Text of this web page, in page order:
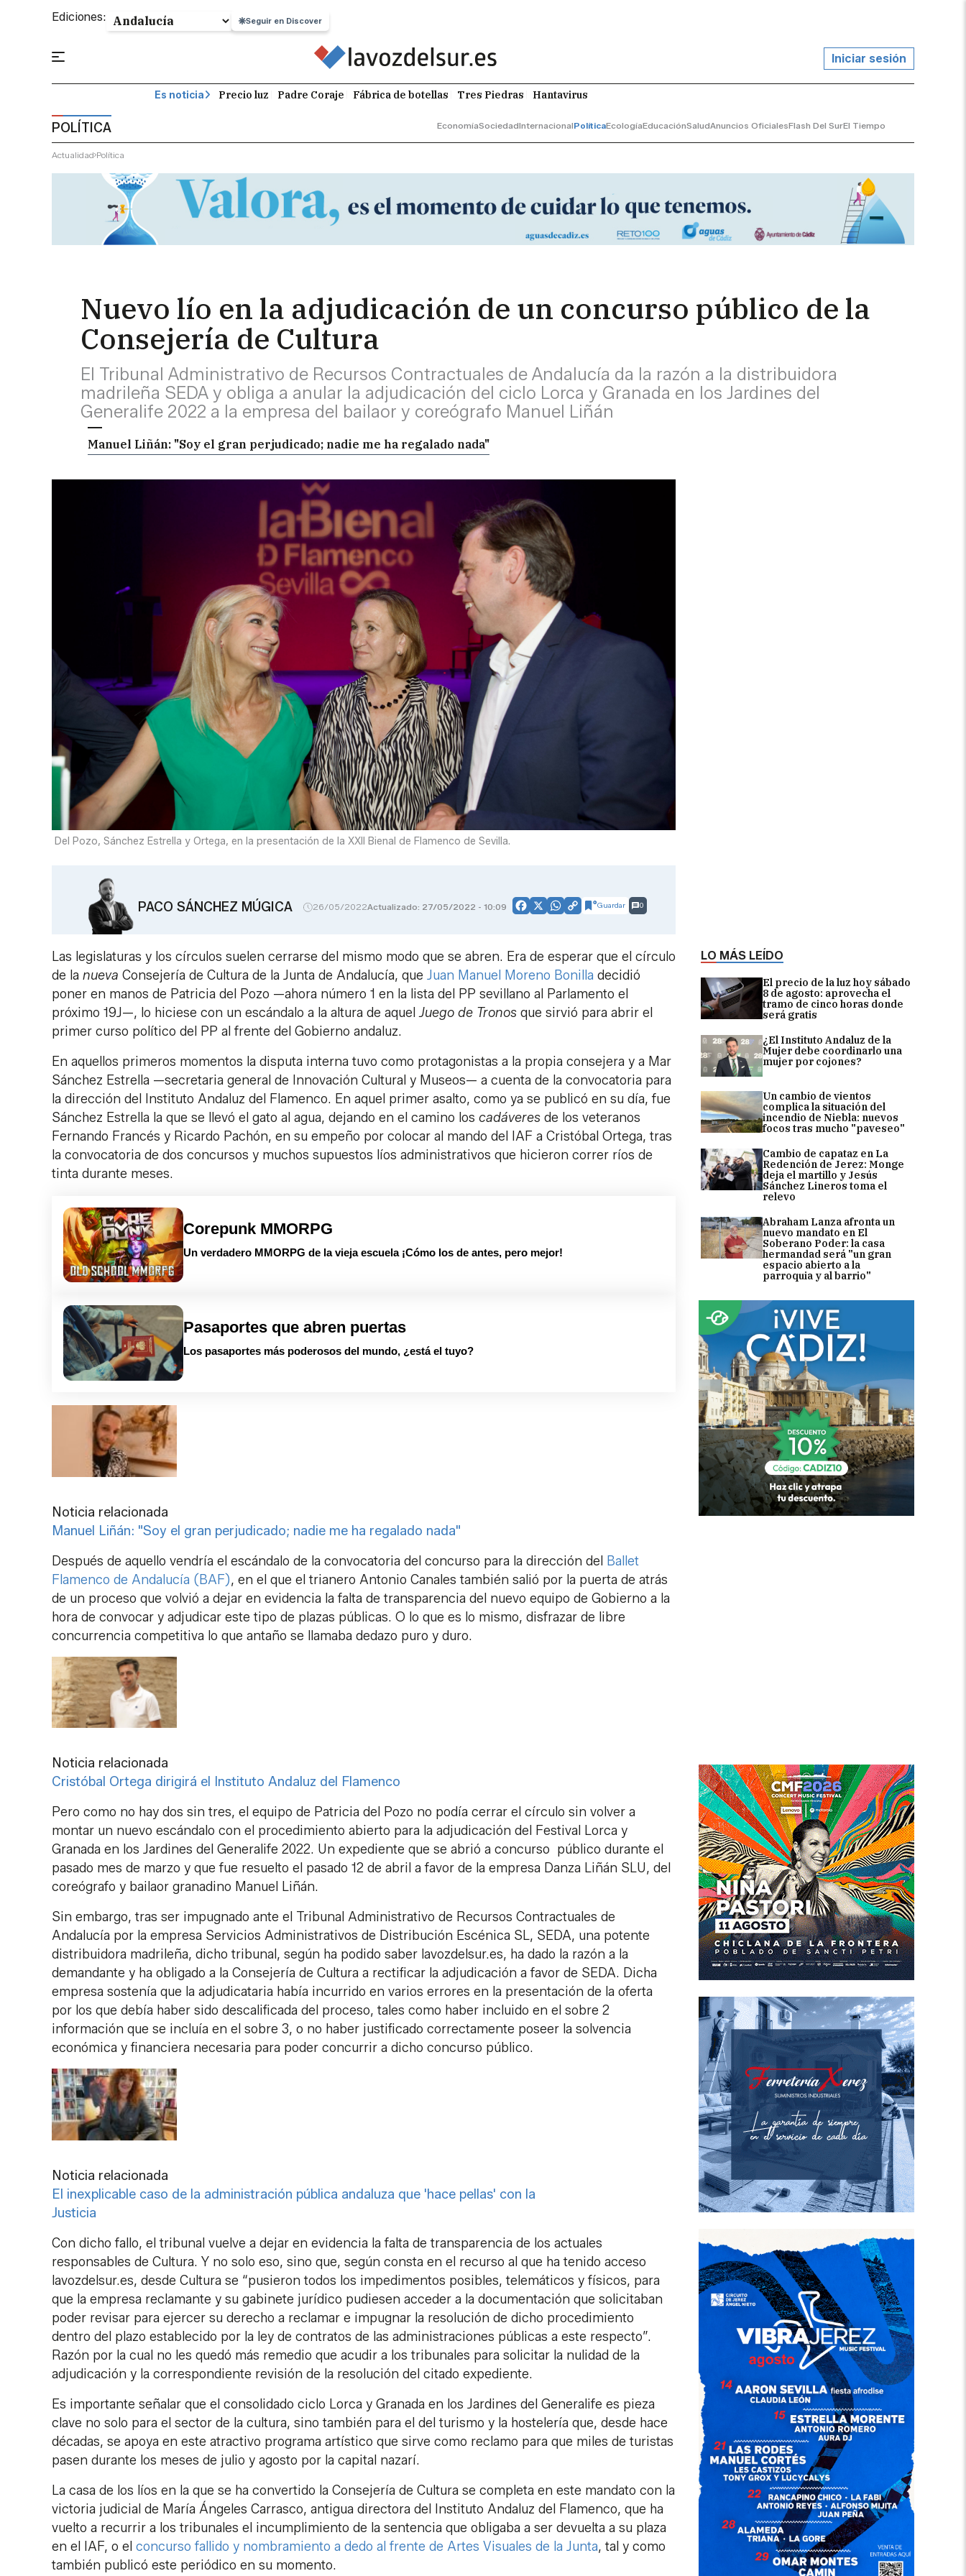
Ediciones: Seguir en Discover
Iniciar sesión
Es noticia Precio luz Padre Coraje Fábrica de botellas Tres Piedras Hantavirus
POLÍTICA EconomíaSociedadInternacionalPolíticaEcologíaEducaciónSaludAnuncios OficialesFlash Del SurEl Tiempo
Actualidad Política
Nuevo lío en la adjudicación de un concurso público de la
Consejería de Cultura
El Tribunal Administrativo de Recursos Contractuales de Andalucía da la razón a la distribuidora
madrileña SEDA y obliga a anular la adjudicación del ciclo Lorca y Granada en los Jardines del
Generalife 2022 a la empresa del bailaor y coreógrafo Manuel Liñán
Manuel Liñán: "Soy el gran perjudicado; nadie me ha regalado nada"
LO MÁS LEÍDO
El precio de la luz hoy sábado
8 de agosto: aprovecha el
tramo de cinco horas donde
será gratis
¿El Instituto Andaluz de la
Mujer debe coordinarlo una
mujer por cojones?
Un cambio de vientos
complica la situación del
incendio de Niebla: nuevos
focos tras mucho "paveseo"
Cambio de capataz en La
Redención de Jerez: Monge
deja el martillo y Jesús
Sánchez Lineros toma el
relevo
Abraham Lanza afronta un
nuevo mandato en El
Soberano Poder: la casa
hermandad será "un gran
espacio abierto a la
parroquia y al barrio"
Del Pozo, Sánchez Estrella y Ortega, en la presentación de la XXII Bienal de Flamenco de Sevilla.
PACO SÁNCHEZ MÚGICA 26/05/2022Actualizado: 27/05/2022 - 10:09 Facebook
X WhatsApp
CopyGuardar 0
Las legislaturas y los círculos suelen cerrarse del mismo modo que se abren. Era de esperar que el círculo
de la nueva Consejería de Cultura de la Junta de Andalucía, que Juan Manuel Moreno Bonilla decidió
poner en manos de Patricia del Pozo —ahora número 1 en la lista del PP sevillano al Parlamento el
próximo 19J—, lo hiciese con un escándalo a la altura de aquelJuego de Tronos que sirvió para abrir el
primer curso político del PP al frente del Gobierno andaluz.
En aquellos primeros momentos la disputa interna tuvo como protagonistas a la propia consejera y a Mar
Sánchez Estrella —secretaria general de Innovación Cultural y Museos— a cuenta de la convocatoria para
la dirección del Instituto Andaluz del Flamenco. En aquel primer asalto, como ya se publicó en su día, fue
Sánchez Estrella la que se llevó el gato al agua, dejando en el camino los cadáveres de los veteranos
Fernando Francés y Ricardo Pachón, en su empeño por colocar al mando del IAF a Cristóbal Ortega, tras
la convocatoria de dos concursos y muchos supuestos líos administrativos que hicieron correr ríos de
tinta durante meses.
Corepunk MMORPG
Un verdadero MMORPG de la vieja escuela ¡Cómo los de antes, pero mejor!
Pasaportes que abren puertas
Los pasaportes más poderosos del mundo, ¿está el tuyo?
Noticia relacionada
Manuel Liñán: "Soy el gran perjudicado; nadie me ha regalado nada"
Después de aquello vendría el escándalo de la convocatoria del concurso para la dirección del Ballet
Flamenco de Andalucía (BAF), en el que el trianero Antonio Canales también salió por la puerta de atrás
de un proceso que volvió a dejar en evidencia la falta de transparencia del nuevo equipo de Gobierno a la
hora de convocar y adjudicar este tipo de plazas públicas. O lo que es lo mismo, disfrazar de libre
concurrencia competitiva lo que antaño se llamaba dedazo puro y duro.
Noticia relacionada
Cristóbal Ortega dirigirá el Instituto Andaluz del Flamenco
Pero como no hay dos sin tres, el equipo de Patricia del Pozo no podía cerrar el círculo sin volver a
montar un nuevo escándalo con el procedimiento abierto para la adjudicación del Festival Lorca y
Granada en los Jardines del Generalife 2022. Un expediente que se abrió a concurso público durante el
pasado mes de marzo y que fue resuelto el pasado 12 de abril a favor de la empresa Danza Liñán SLU, del
coreógrafo y bailaor granadino Manuel Liñán.
Sin embargo, tras ser impugnado ante el Tribunal Administrativo de Recursos Contractuales de
Andalucía por la empresa Servicios Administrativos de Distribución Escénica SL, SEDA, una potente
distribuidora madrileña, dicho tribunal, según ha podido saber lavozdelsur.es, ha dado la razón a la
demandante y ha obligado a la Consejería de Cultura a rectificar la adjudicación a favor de SEDA. Dicha
empresa sostenía que la adjudicataria había incurrido en varios errores en la presentación de la oferta
por los que debía haber sido descalificada del proceso, tales como haber incluido en el sobre 2
información que se incluía en el sobre 3, o no haber justificado correctamente poseer la solvencia
económica y financiera necesaria para poder concurrir a dicho concurso público.
Noticia relacionada
El inexplicable caso de la administración pública andaluza que 'hace pellas' con la
Justicia
Con dicho fallo, el tribunal vuelve a dejar en evidencia la falta de transparencia de los actuales
responsables de Cultura. Y no solo eso, sino que, según consta en el recurso al que ha tenido acceso
lavozdelsur.es, desde Cultura se “pusieron todos los impedimentos posibles, telemáticos y físicos, para
que la empresa reclamante y su gabinete jurídico pudiesen acceder a la documentación que solicitaban
poder revisar para ejercer su derecho a reclamar e impugnar la resolución de dicho procedimiento
dentro del plazo establecido por la ley de contratos de las administraciones públicas a este respecto”.
Razón por la cual no les quedó más remedio que acudir a los tribunales para solicitar la nulidad de la
adjudicación y la correspondiente revisión de la resolución del citado expediente.
Es importante señalar que el consolidado ciclo Lorca y Granada en los Jardines del Generalife es pieza
clave no solo para el sector de la cultura, sino también para el del turismo y la hostelería que, desde hace
décadas, se apoya en este atractivo programa artístico que sirve como reclamo para que miles de turistas
pasen durante los meses de julio y agosto por la capital nazarí.
La casa de los líos en la que se ha convertido la Consejería de Cultura se completa en este mandato con la
victoria judicial de María Ángeles Carrasco, antigua directora del Instituto Andaluz del Flamenco, que ha
vuelto a recurrir a los tribunales el incumplimiento de la sentencia que obligaba a ser devuelta a su plaza
en el IAF, o el concurso fallido y nombramiento a dedo al frente de Artes Visuales de la Junta, tal y como
también publicó este periódico en su momento.